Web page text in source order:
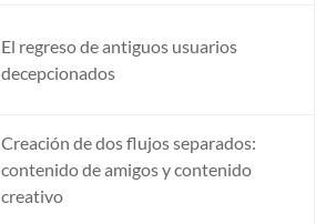
El regreso de antiguos usuarios
decepcionados
Creación de dos flujos separados:
contenido de amigos y contenido
creativo